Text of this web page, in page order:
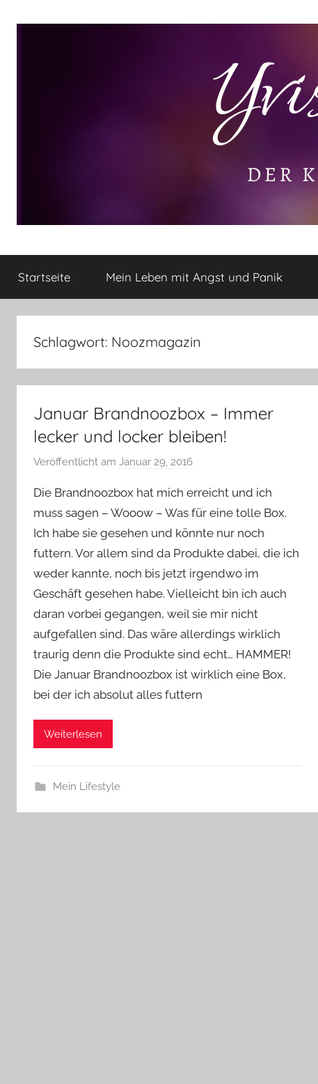
Yvis
Lifestyle
kleine
Lifestyle
Rezensionen,
Produkttests
und
mehr
Startseite Mein Leben mit Angst und Panik
Schlagwort: Noozmagazin
Januar Brandnoozbox – Immer
lecker und locker bleiben!
Veröffentlicht am Januar 29, 2016
n
Y
v
o
n
n
e
Die Brandnoozbox hat mich erreicht und ich
muss sagen – Wooow – Was für eine tolle Box.
Ich habe sie gesehen und könnte nur noch
futtern. Vor allem sind da Produkte dabei, die ich
weder kannte, noch bis jetzt irgendwo im
Geschäft gesehen habe. Vielleicht bin ich auch
daran vorbei gegangen, weil sie mir nicht
aufgefallen sind. Das wäre allerdings wirklich
traurig denn die Produkte sind echt… HAMMER!
Die Januar Brandnoozbox ist wirklich eine Box,
bei der ich absolut alles futtern
Weiterlesen
Mein Lifestyle